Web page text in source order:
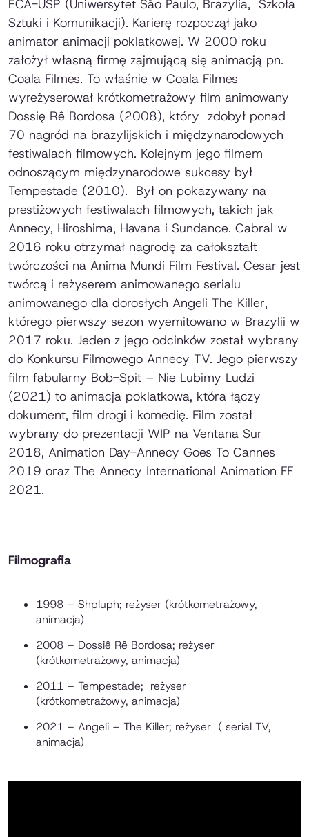
ECA-USP (Uniwersytet São Paulo, Brazylia, Szkoła
Sztuki i Komunikacji). Karierę rozpoczął jako
animator animacji poklatkowej. W 2000 roku
założył własną firmę zajmującą się animacją pn.
Coala Filmes. To właśnie w Coala Filmes
wyreżyserował krótkometrażowy film animowany
Dossię Rê Bordosa (2008), który zdobył ponad
70 nagród na brazylijskich i międzynarodowych
festiwalach filmowych. Kolejnym jego filmem
odnoszącym międzynarodowe sukcesy był
Tempestade (2010). Był on pokazywany na
prestiżowych festiwalach filmowych, takich jak
Annecy, Hiroshima, Havana i Sundance. Cabral w
2016 roku otrzymał nagrodę za całokształt
twórczości na Anima Mundi Film Festival. Cesar jest
twórcą i reżyserem animowanego serialu
animowanego dla dorosłych Angeli The Killer,
którego pierwszy sezon wyemitowano w Brazylii w
2017 roku. Jeden z jego odcinków został wybrany
do Konkursu Filmowego Annecy TV. Jego pierwszy
film fabularny Bob-Spit – Nie Lubimy Ludzi
(2021) to animacja poklatkowa, która łączy
dokument, film drogi i komedię. Film został
wybrany do prezentacji WIP na Ventana Sur
2018, Animation Day-Annecy Goes To Cannes
2019 oraz The Annecy International Animation FF
2021.
Filmografia
1998 – Shpluph; reżyser (krótkometrażowy,
animacja)
2008 – Dossiê Rê Bordosa; reżyser
(krótkometrażowy, animacja)
2011 – Tempestade; reżyser
(krótkometrażowy, animacja)
2021 – Angeli – The Killer; reżyser ( serial TV,
animacja)